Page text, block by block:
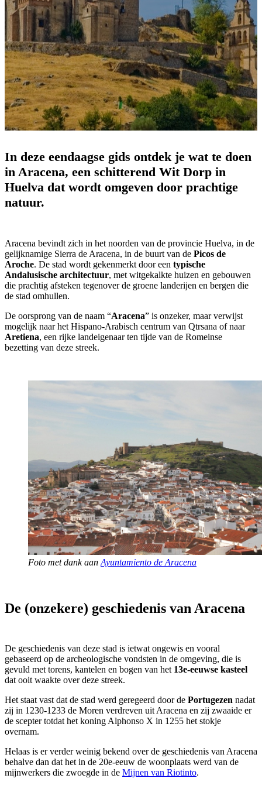
In deze eendaagse gids ontdek je wat te doen
in Aracena, een schitterend Wit Dorp in
Huelva dat wordt omgeven door prachtige
natuur.
Aracena bevindt zich in het noorden van de provincie Huelva, in de
gelijknamige Sierra de Aracena, in de buurt van de Picos de
Aroche. De stad wordt gekenmerkt door een typische
Andalusische architectuur, met witgekalkte huizen en gebouwen
die prachtig afsteken tegenover de groene landerijen en bergen die
de stad omhullen.
De oorsprong van de naam “Aracena” is onzeker, maar verwijst
mogelijk naar het Hispano-Arabisch centrum van Qtrsana of naar
Aretiena, een rijke landeigenaar ten tijde van de Romeinse
bezetting van deze streek.
Foto met dank aanAyuntamiento de Aracena
De (onzekere) geschiedenis van Aracena
De geschiedenis van deze stad is ietwat ongewis en vooral
gebaseerd op de archeologische vondsten in de omgeving, die is
gevuld met torens, kantelen en bogen van het 13e-eeuwse kasteel
dat ooit waakte over deze streek.
Het staat vast dat de stad werd geregeerd door de Portugezen nadat
zij in 1230-1233 de Moren verdreven uit Aracena en zij zwaaide er
de scepter totdat het koning Alphonso X in 1255 het stokje
overnam.
Helaas is er verder weinig bekend over de geschiedenis van Aracena
behalve dan dat het in de 20e-eeuw de woonplaats werd van de
mijnwerkers die zwoegde in de Mijnen van Riotinto.